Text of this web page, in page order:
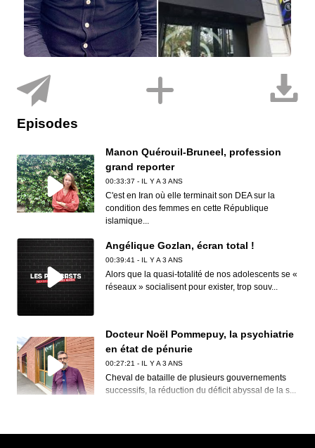
Episodes
Manon Quérouil-Bruneel, profession
grand reporter
00:33:37 - IL Y A 3 ANS
C'est en Iran où elle terminait son DEA sur la
condition des femmes en cette République
islamique...
Angélique Gozlan, écran total !
00:39:41 - IL Y A 3 ANS
Alors que la quasi-totalité de nos adolescents se «
réseaux » socialisent pour exister, trop souv...
Docteur Noël Pommepuy, la psychiatrie
en état de pénurie
00:27:21 - IL Y A 3 ANS
Cheval de bataille de plusieurs gouvernements
successifs, la réduction du déficit abyssal de la s...